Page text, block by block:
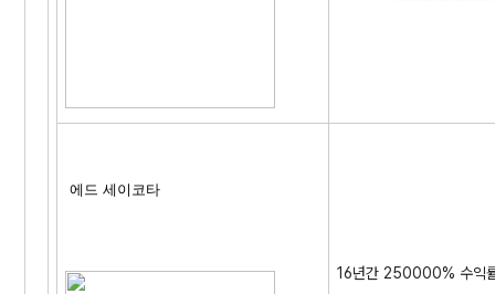
에드 세이코타
16년간 250000% 수익